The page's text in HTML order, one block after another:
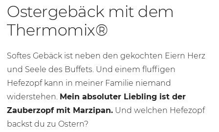
Ostergebäck mit dem
Thermomix®
Softes Gebäck ist neben den gekochten Eiern Herz
und Seele des Buffets. Und einem fluffigen
Hefezopf kann in meiner Familie niemand
widerstehen. Mein absoluter Liebling ist der
Zauberzopf mit Marzipan. Und welchen Hefezopf
backst du zu Ostern?